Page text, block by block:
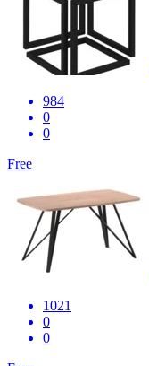
984
0
0
Free
1021
0
0